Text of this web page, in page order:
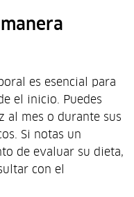
es esencial para
el inicio. Puedes
al mes o durante sus
Si notas un
de evaluar su dieta,
con el